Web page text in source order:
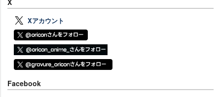
X
Xアカウント
Facebook